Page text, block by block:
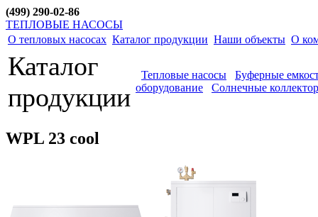
(499) 290-02-86
ТЕПЛОВЫЕ НАСОСЫ
О тепловых насосах Каталог продукции Наши объекты О
Каталог
продукции
Тепловые насосы
Буферные
оборудование
Солнечные
WPL 23 cool